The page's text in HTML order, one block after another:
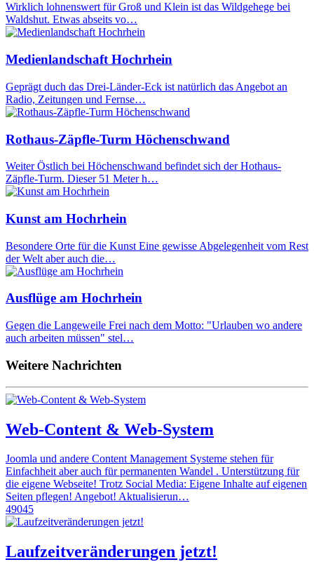
Wirklich lohnenswert für Groß und Klein ist das Wildgehege bei
Waldshut. Etwas abseits vo…
Medienlandschaft Hochrhein
Geprägt duch das Drei-Länder-Eck ist natürlich das Angebot an
Radio, Zeitungen und Fernse…
Rothaus-Zäpfle-Turm Höchenschwand
Weiter Östlich bei Höchenschwand befindet sich der Hothaus-
Zäpfle-Turm. Dieser 51 Meter h…
Kunst am Hochrhein
Besondere Orte für die Kunst Eine gewisse Abgelegenheit vom Rest
der Welt aber auch die…
Ausflüge am Hochrhein
Gegen die Langeweile Frei nach dem Motto: "Urlauben wo andere
auch arbeiten müssen" stel…
Weitere Nachrichten
Web-Content & Web-System
Joomla und andere Content Management Systeme stehen für
Einfachheit aber auch für permanenten Wandel . Unterstützung für
die eigene Webseite! Trotz Social Media: Eigene Inhalte auf eigenen
Seiten pflegen! Angebot! Aktualisierun…
49045
Laufzeitveränderungen jetzt!